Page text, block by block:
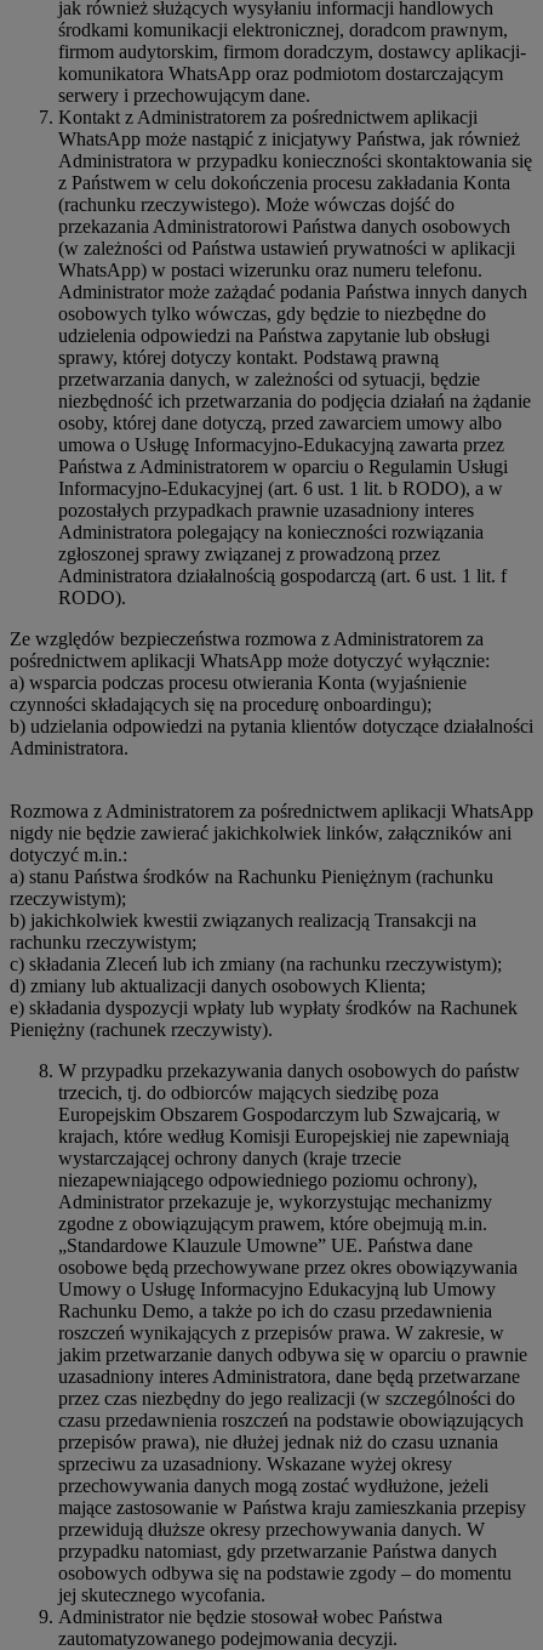
jak również służących wysyłaniu informacji handlowych
środkami komunikacji elektronicznej, doradcom prawnym,
firmom audytorskim, firmom doradczym, dostawcy aplikacji-
komunikatora WhatsApp oraz podmiotom dostarczającym
serwery i przechowującym dane.
Kontakt z Administratorem za pośrednictwem aplikacji
WhatsApp może nastąpić z inicjatywy Państwa, jak również
Administratora w przypadku konieczności skontaktowania się
z Państwem w celu dokończenia procesu zakładania Konta
(rachunku rzeczywistego). Może wówczas dojść do
przekazania Administratorowi Państwa danych osobowych
(w zależności od Państwa ustawień prywatności w aplikacji
WhatsApp) w postaci wizerunku oraz numeru telefonu.
Administrator może zażądać podania Państwa innych danych
osobowych tylko wówczas, gdy będzie to niezbędne do
udzielenia odpowiedzi na Państwa zapytanie lub obsługi
sprawy, której dotyczy kontakt. Podstawą prawną
przetwarzania danych, w zależności od sytuacji, będzie
niezbędność ich przetwarzania do podjęcia działań na żądanie
osoby, której dane dotyczą, przed zawarciem umowy albo
umowa o Usługę Informacyjno-Edukacyjną zawarta przez
Państwa z Administratorem w oparciu o Regulamin Usługi
Informacyjno-Edukacyjnej (art. 6 ust. 1 lit. b RODO), a w
pozostałych przypadkach prawnie uzasadniony interes
Administratora polegający na konieczności rozwiązania
zgłoszonej sprawy związanej z prowadzoną przez
Administratora działalnością gospodarczą (art. 6 ust. 1 lit. f
RODO).
Ze względów bezpieczeństwa rozmowa z Administratorem za
pośrednictwem aplikacji WhatsApp może dotyczyć wyłącznie:
a) wsparcia podczas procesu otwierania Konta (wyjaśnienie
czynności składających się na procedurę onboardingu);
b) udzielania odpowiedzi na pytania klientów dotyczące działalności
Administratora.
Rozmowa z Administratorem za pośrednictwem aplikacji WhatsApp
nigdy nie będzie zawierać jakichkolwiek linków, załączników ani
dotyczyć m.in.:
a) stanu Państwa środków na Rachunku Pieniężnym (rachunku
rzeczywistym);
b) jakichkolwiek kwestii związanych realizacją Transakcji na
rachunku rzeczywistym;
c) składania Zleceń lub ich zmiany (na rachunku rzeczywistym);
d) zmiany lub aktualizacji danych osobowych Klienta;
e) składania dyspozycji wpłaty lub wypłaty środków na Rachunek
Pieniężny (rachunek rzeczywisty).
W przypadku przekazywania danych osobowych do państw
trzecich, tj. do odbiorców mających siedzibę poza
Europejskim Obszarem Gospodarczym lub Szwajcarią, w
krajach, które według Komisji Europejskiej nie zapewniają
wystarczającej ochrony danych (kraje trzecie
niezapewniającego odpowiedniego poziomu ochrony),
Administrator przekazuje je, wykorzystując mechanizmy
zgodne z obowiązującym prawem, które obejmują m.in.
„Standardowe Klauzule Umowne” UE. Państwa dane
osobowe będą przechowywane przez okres obowiązywania
Umowy o Usługę Informacyjno Edukacyjną lub Umowy
Rachunku Demo, a także po ich do czasu przedawnienia
roszczeń wynikających z przepisów prawa. W zakresie, w
jakim przetwarzanie danych odbywa się w oparciu o prawnie
uzasadniony interes Administratora, dane będą przetwarzane
przez czas niezbędny do jego realizacji (w szczególności do
czasu przedawnienia roszczeń na podstawie obowiązujących
przepisów prawa), nie dłużej jednak niż do czasu uznania
sprzeciwu za uzasadniony. Wskazane wyżej okresy
przechowywania danych mogą zostać wydłużone, jeżeli
mające zastosowanie w Państwa kraju zamieszkania przepisy
przewidują dłuższe okresy przechowywania danych. W
przypadku natomiast, gdy przetwarzanie Państwa danych
osobowych odbywa się na podstawie zgody – do momentu
jej skutecznego wycofania.
Administrator nie będzie stosował wobec Państwa
zautomatyzowanego podejmowania decyzji.